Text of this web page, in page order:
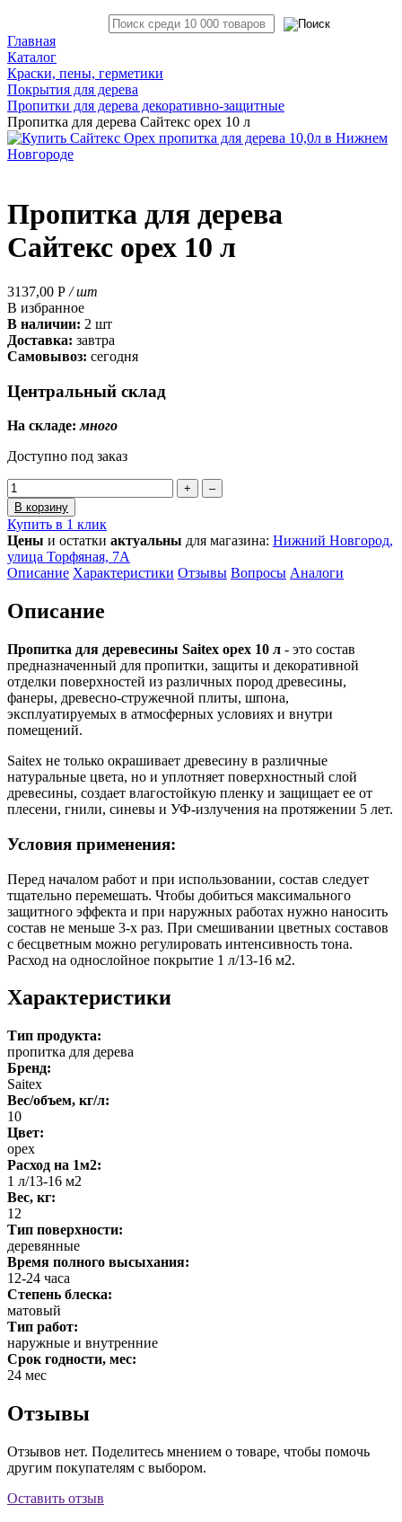
Главная
Каталог
Краски, пены, герметики
Покрытия для дерева
Пропитки для дерева декоративно-защитные
Пропитка для дерева Сайтекс орех 10 л
Пропитка для дерева
Сайтекс орех 10 л
3137,00 Р / шт
В избранное
В наличии: 2 шт
Доставка: завтра
Самовывоз: сегодня
Центральный склад
На складе:много
Доступно под заказ
+
–
В корзину
Купить в 1 клик
Цены и остатки актуальны для магазина: Нижний Новгород,
улица Торфяная, 7А
Описание Характеристики Отзывы Вопросы Аналоги
Описание
Пропитка для деревесины Saitex орех 10 л - это состав
предназначенный для пропитки, защиты и декоративной
отделки поверхностей из различных пород древесины,
фанеры, древесно-стружечной плиты, шпона,
эксплуатируемых в атмосферных условиях и внутри
помещений.
Saitex не только окрашивает древесину в различные
натуральные цвета, но и уплотняет поверхностный слой
древесины, создает влагостойкую пленку и защищает ее от
плесени, гнили, синевы и УФ-излучения на протяжении 5 лет.
Условия применения:
Перед началом работ и при использовании, состав следует
тщательно перемешать. Чтобы добиться максимального
защитного эффекта и при наружных работах нужно наносить
состав не меньше 3-х раз. При смешивании цветных составов
с бесцветным можно регулировать интенсивность тона.
Расход на однослойное покрытие 1 л/13-16 м2.
Характеристики
Тип продукта:
пропитка для дерева
Бренд:
Saitex
Вес/объем, кг/л:
10
Цвет:
орех
Расход на 1м2:
1 л/13-16 м2
Вес, кг:
12
Тип поверхности:
деревянные
Время полного высыхания:
12-24 часа
Степень блеска:
матовый
Тип работ:
наружные и внутренние
Срок годности, мес:
24 мес
Отзывы
Отзывов нет. Поделитесь мнением о товаре, чтобы помочь
другим покупателям с выбором.
Оставить отзыв